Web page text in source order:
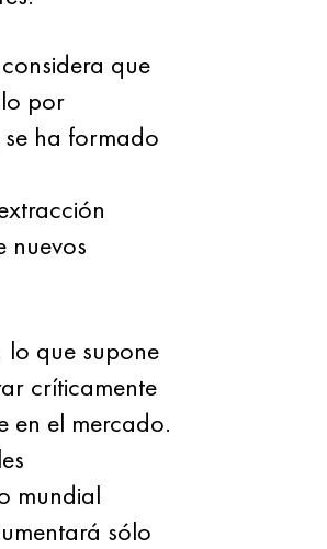
que
por
ha formado
nuevos
lo que supone
críticamente
en el mercado.
mundial
sólo